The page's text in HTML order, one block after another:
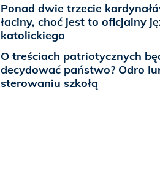
Ponad dwie trzecie
łaciny, choć jest to oficjalny
katolickiego
O treściach patriotycznych
decydować państwo? Odro
sterowaniu szkołą